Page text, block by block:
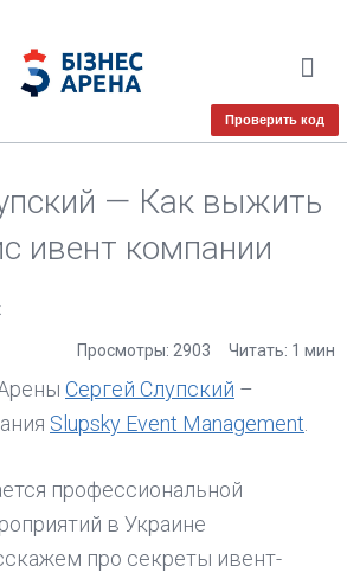
Проверить код
— Как выжить
ивент компании
Читать: 1 мин
Просмотры: 2903
Сергей Слупский –
Slupsky Event Management
профессиональной
в Украине
про секреты ивент-